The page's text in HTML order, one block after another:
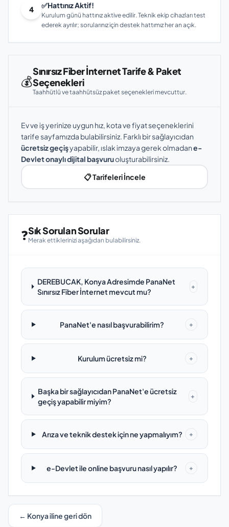
4 ✅Hattınız Aktif!
Kurulum günü hattınız aktive edilir. Teknik ekip cihazları test
ederek ayrılır; sorularınız için destek hattımız her an açık.
💰
Sınırsız Fiber İnternet Tarife & Paket
Seçenekleri
Taahhütlü ve taahhütsüz paket seçenekleri mevcuttur.
Ev ve iş yerinize uygun hız, kota ve fiyat seçeneklerini
tarife sayfamızda bulabilirsiniz. Farklı bir sağlayıcıdan
ücretsiz geçişyapabilir, ıslak imzaya gerek olmadane-
Devlet onaylı dijital başvuruoluşturabilirsiniz.
📋 Tarifeleri İncele
❓Sık Sorulan Sorular
Merak ettiklerinizi aşağıdan bulabilirsiniz.
DEREBUCAK, Konya Adresimde PanaNet
Sınırsız Fiber İnternet mevcut mu?
+
PanaNet'e nasıl başvurabilirim? +
Kurulum ücretsiz mi? +
Başka bir sağlayıcıdan PanaNet'e ücretsiz
geçiş yapabilir miyim?
+
Arıza ve teknik destek için ne yapmalıyım? +
e-Devlet ile online başvuru nasıl yapılır? +
← Konya iline geri dön